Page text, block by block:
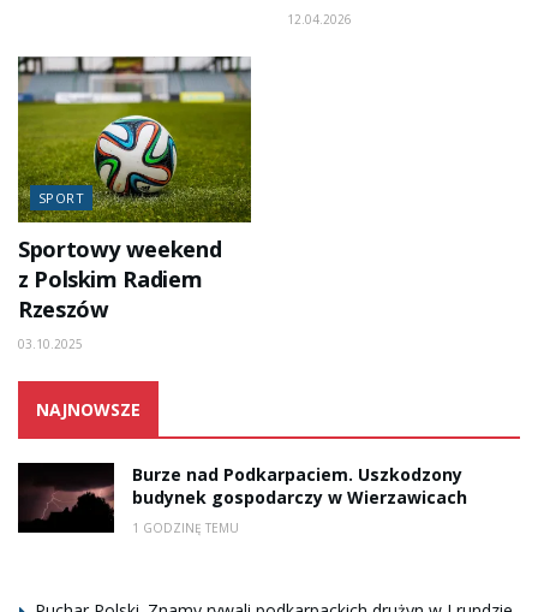
12.04.2026
SPORT
Sportowy weekend
z Polskim Radiem
Rzeszów
03.10.2025
NAJNOWSZE
Burze nad Podkarpaciem. Uszkodzony
budynek gospodarczy w Wierzawicach
1 GODZINĘ TEMU